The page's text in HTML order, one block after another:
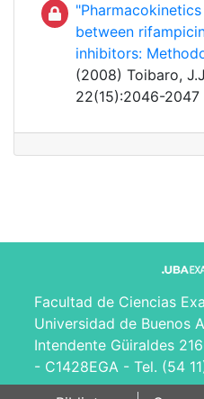
between
inhibitors:
(2008) Toibaro,
22(15):2046-2047
Facultad de Ciencias
Universidad de Buenos
Intendente Güiraldes
- C1428EGA - Tel. (54